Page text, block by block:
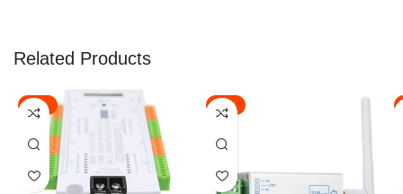
Related Products
-21% -11%